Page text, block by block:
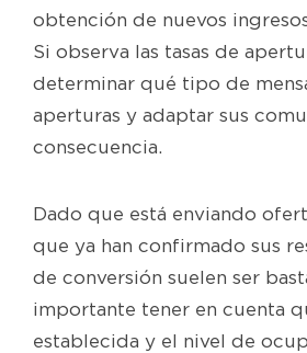
obtención de nuevos
Si observa las tasas de
determinar qué tipo de
aperturas y adaptar sus
consecuencia.
Dado que está enviando
que ya han confirmado sus
de conversión suelen ser
importante tener en cuenta
establecida y el nivel de